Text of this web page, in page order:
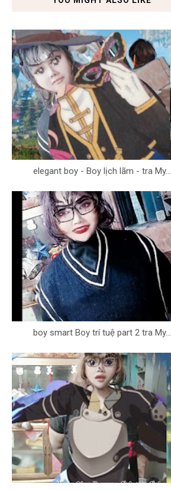
elegant boy - Boy lịch lãm - tra My...
boy smart Boy trí tuệ part 2 tra My...